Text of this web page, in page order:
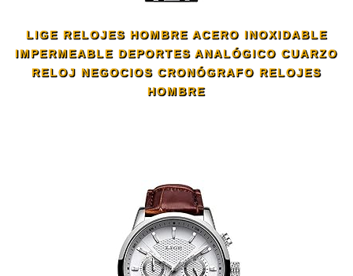
LIGE RELOJES HOMBRE ACERO INOXIDABLE
IMPERMEABLE DEPORTES ANALÓGICO CUARZO
RELOJ NEGOCIOS CRONÓGRAFO RELOJES
HOMBRE